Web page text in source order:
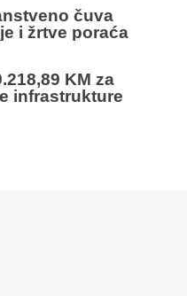
čuva
i žrtve poraća
KM za
infrastrukture